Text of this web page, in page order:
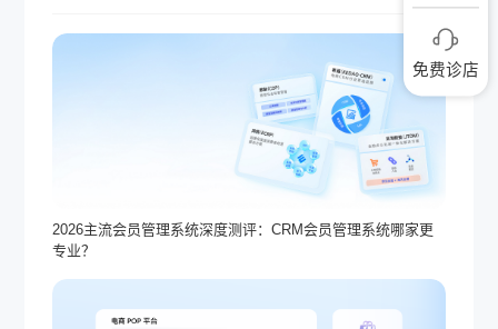
2026主流会员管理系统深度测评：CRM会员管理系统哪家更
专业？
免费诊店